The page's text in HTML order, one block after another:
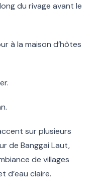
du rivage avant le
à la maison d’hôtes
sur plusieurs
de Banggai Laut,
de villages
d’eau claire.